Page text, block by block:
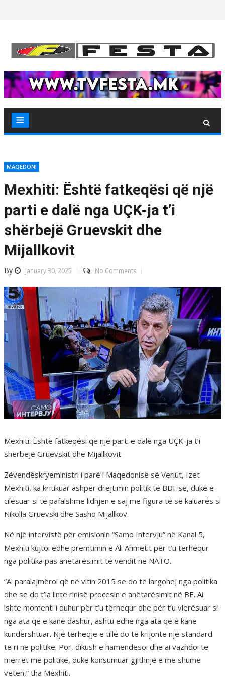
MAQEDONI
Mexhiti: Është fatkeqësi që një
parti e dalë nga UÇK-ja t’i
shërbejë Gruevskit dhe
Mijallkovit
By January 30, 2025 No Comments
Mexhiti: Është fatkeqësi që një parti e dalë nga UÇK-ja t’i
shërbejë Gruevskit dhe Mijallkovit
Zëvendëskryeministri i parë i Maqedonisë së Veriut, Izet
Mexhiti, ka kritikuar ashpër drejtimin politik të BDI-së, duke e
cilësuar si të pafalshme lidhjen e saj me figura të së kaluarës si
Nikolla Gruevski dhe Sasho Mijallkov.
Në një intervistë për emisionin “Samo Intervju” në Kanal 5,
Mexhiti kujtoi edhe premtimin e Ali Ahmetit për t’u tërhequr
nga politika pas anëtarësimit të vendit në NATO.
“Ai paralajmëroi që në vitin 2015 se do të largohej nga politika
dhe se do t’ia linte rinisë procesin e anëtarësimit në BE. Ai
ishte momenti i duhur për t’u tërhequr dhe për t’u vlerësuar si
nga ata që e kanë dashur, ashtu edhe nga ata që e kanë
kundërshtuar. Një tërheqje e tillë do të krijonte një standard
të ri në politikë. Por, dikush e hamendësoi dhe ai vazhdoi të
merret me politikë, duke konsumuar gjithnjë e më shumë
veten,” tha Mexhiti.